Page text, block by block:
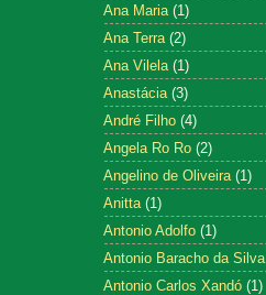
Ana Maria (1)
Ana Terra (2)
Ana Vilela (1)
Anastácia (3)
André Filho (4)
Angela Ro Ro (2)
Angelino de Oliveira (1)
Anitta (1)
Antonio Adolfo (1)
Antonio Baracho da Silva
Antonio Carlos Xandó (1)